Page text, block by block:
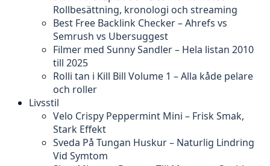
Rollbesättning, kronologi och streaming
Best Free Backlink Checker – Ahrefs vs
Semrush vs Ubersuggest
Filmer med Sunny Sandler – Hela listan 2010
till 2025
Rolli tan i Kill Bill Volume 1 – Alla kåde pelare
och roller
Livsstil
Velo Crispy Peppermint Mini – Frisk Smak,
Stark Effekt
Sveda På Tungan Huskur – Naturlig Lindring
Vid Symtom